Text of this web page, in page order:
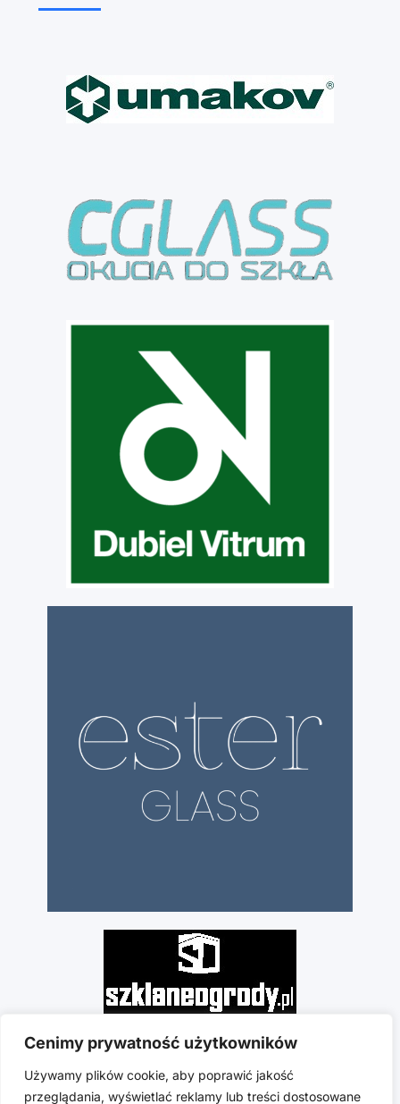
Cenimy prywatność użytkowników
Używamy plików cookie, aby poprawić jakość
przeglądania, wyświetlać reklamy lub treści dostosowane